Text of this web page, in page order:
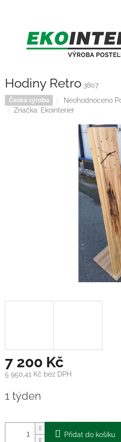
Hodiny Retro 3807
Česká výroba
Průměrné
hodnocení
hvězdiček.
Neohodnoceno
Značka: Ekointerier
7 200 Kč
5 950,41 Kč bez DPH
cena:
1 týden
Přidat do košíku